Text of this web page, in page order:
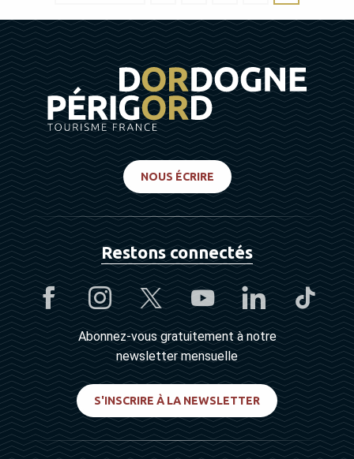
NOUS ÉCRIRE
Restons connectés
Abonnez-vous gratuitement à notre
newsletter mensuelle
S'INSCRIRE À LA NEWSLETTER